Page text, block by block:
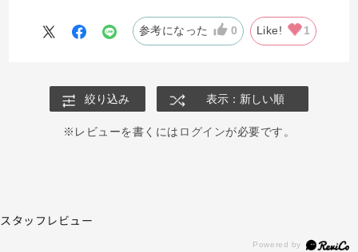
参考になった 0 Like! 1
絞り込み 表示：新しい順
※レビューを書くには ログインが必要です。
スタッフレビュー